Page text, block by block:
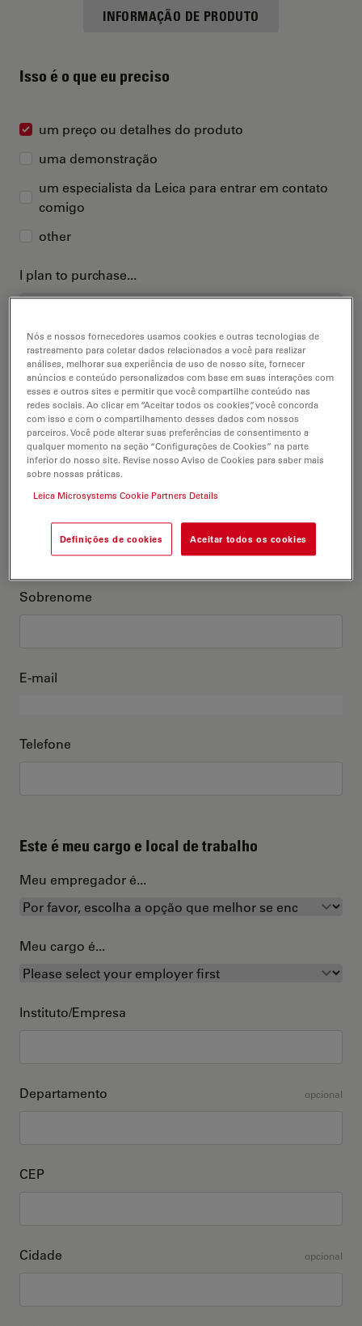
INFORMAÇÃO DE PRODUTO
Isso é o que eu preciso
um preço ou detalhes do produto
uma demonstração
um especialista da Leica para entrar em contato
comigo
other
I plan to purchase...
Este sou eu
Título acadêmico opcional
Sobrenome
E-mail
Telefone
Este é meu cargo e local de trabalho
Meu empregador é...
Meu cargo é...
Instituto/Empresa
Departamento opcional
CEP
Cidade opcional
Nós e nossos fornecedores usamos cookies e outras tecnologias de
rastreamento para coletar dados relacionados a você para realizar
análises, melhorar sua experiência de uso de nosso site, fornecer
anúncios e conteúdo personalizados com base em suas interações com
esses e outros sites e permitir que você compartilhe conteúdo nas
redes sociais. Ao clicar em “Aceitar todos os cookies”, você concorda
com isso e com o compartilhamento desses dados com nossos
parceiros. Você pode alterar suas preferências de consentimento a
qualquer momento na seção “Configurações de Cookies” na parte
inferior do nosso site. Revise nosso Aviso de Cookies para saber mais
sobre nossas práticas.
Leica Microsystems Cookie Partners Details
Definições de cookies Aceitar todos os cookies